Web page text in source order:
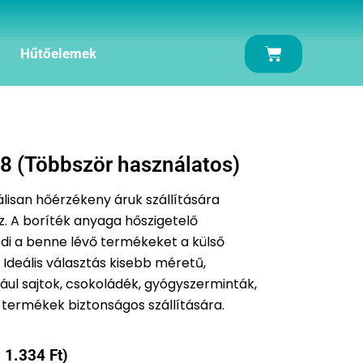
Hűtőelemek Kosár
(Többször használatos)
hőérzékeny áruk szállítására
A boríték anyaga hőszigetelő
a benne lévő termékeket a külső
választás kisebb méretű,
sajtok, csokoládék, gyógyszerminták,
biztonságos szállítására.
1.334 Ft)